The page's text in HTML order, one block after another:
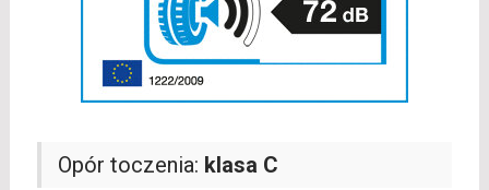
Opór toczenia: klasa C